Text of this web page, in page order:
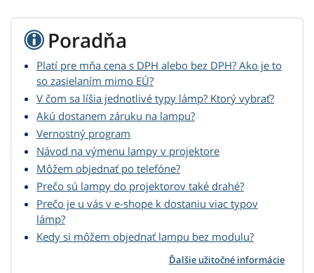
Poradňa
Platí pre mňa cena s DPH alebo bez DPH? Ako je to
so zasielaním mimo EÚ?
V čom sa líšia jednotlivé typy lámp? Ktorý vybrať?
Akú dostanem záruku na lampu?
Vernostný program
Návod na výmenu lampy v projektore
Môžem objednať po telefóne?
Prečo sú lampy do projektorov také drahé?
Prečo je u vás v e-shope k dostaniu viac typov
lámp?
Kedy si môžem objednať lampu bez modulu?
Ďalšie užitočné informácie